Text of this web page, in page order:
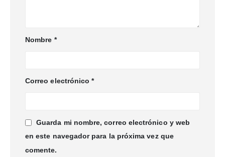
Nombre *
Correo electrónico*
Guarda mi nombre, correo electrónico y web
en este navegador para la próxima vez que
comente.